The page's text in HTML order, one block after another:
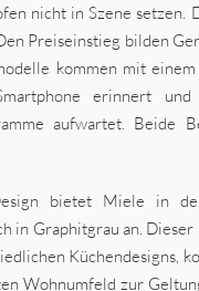
nicht in Szene
Preiseinstieg bilden
kommen mit
erinnert
aufwartet. Beide
bietet Miele in
in Graphitgrau an.
Küchendesigns,
Wohnumfeld zur